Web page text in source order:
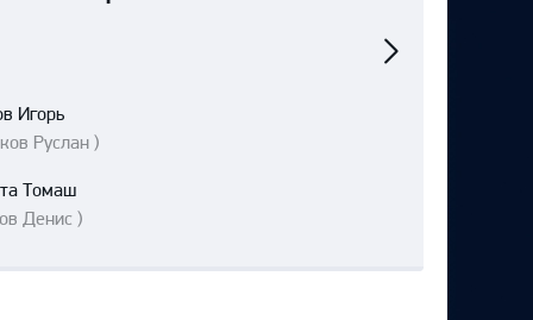
Игорь
Руслан )
Томаш
Денис )
матч